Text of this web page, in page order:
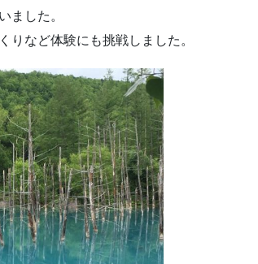
ました。
りなど体験にも挑戦しました。